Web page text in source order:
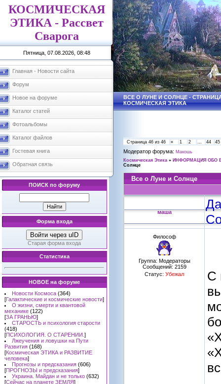
КОСМИЧЕСКАЯ
ЭТИКА - Рассвет
Сварога
Пятница, 07.08.2026, 08:48
Главная - Новости сайта
Форум
Новое на форуме
Каталог статей
Фотоальбомы
Каталог файлов
Гостевая книга
Обратная связь
ПОИСК по форуму
Форма входа
Войти через uID
Старая форма входа
Статистика
НОВОЕ на форуме
Новости Космоса (364)
[Галактические и космические новости]
О жизни, смерти и квантовой
механике (122)
[ЗА ГРАНЬЮ]
СТАРОСТЬ и психология старости
(418)
[ПСИХОЛОГИЯ. О СТАРЕНИИ. ]
Лжеучения и ловушки на Пути
Развития (168)
[Космическая ЭТИКА и РАЗВИТИЕ
человека]
Прогнозы и предсказания (606)
[ПРОГНОЗЫ и предсказания]
Украина. Майдан и не только (632)
[Сейчас на планете ЗЕМЛЯ]
ВСЕ О ЛУНЕ И СОЛНЦЕ -
КОСМИЧЕСКАЯ ЭТИКА
Страница 46 из 46 « 1 2 … 44 45
Модератор форума: Макошь
Космическая Этика » ИНФОРМАЦИЯ ОБО
Солнце
Все о Луне и Солнце
маша
Философ
Группа: Модераторы
Сообщений: 2159
Статус: Убежал
С